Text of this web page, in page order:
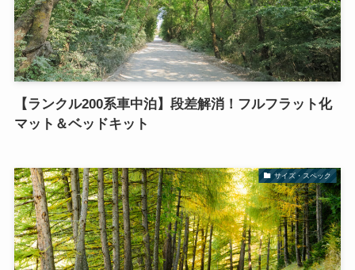
【ランクル200系車中泊】段差解消！フルフラット化
マット＆ベッドキット
サイズ・スペック